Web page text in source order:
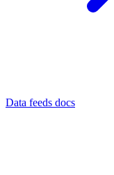
Data feeds docs